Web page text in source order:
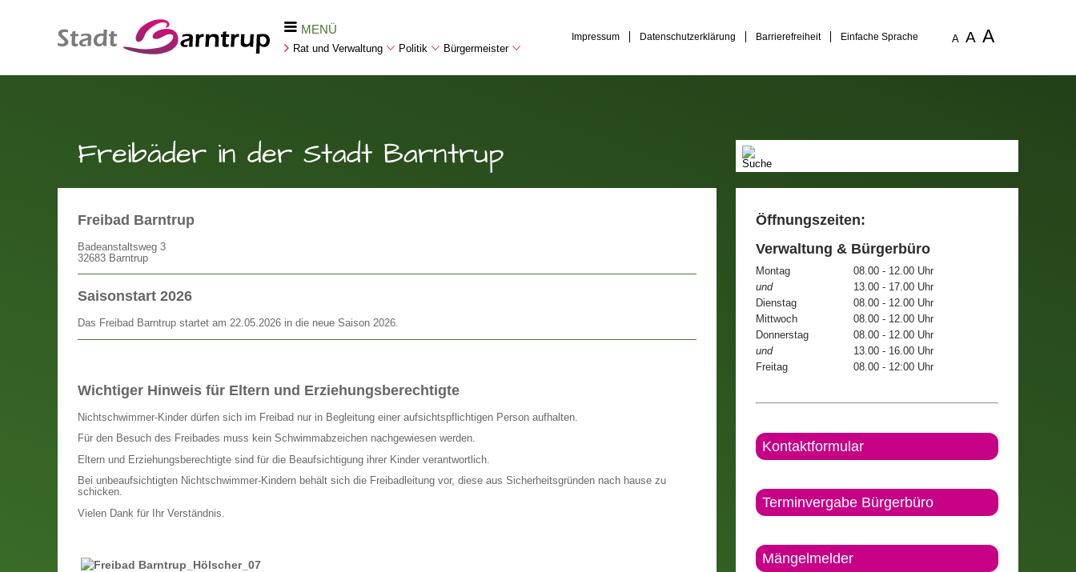
MENÜ
Rat und Verwaltung Politik Bürgermeister
Impressum Datenschutzerklärung Barrierefreiheit Einfache Sprache A A A
Freibäder in der Stadt Barntrup
Freibad Barntrup
Badeanstaltsweg 3
32683 Barntrup
Saisonstart 2026
Das Freibad Barntrup startet am 22.05.2026 in die neue Saison 2026.
Wichtiger Hinweis für Eltern und Erziehungsberechtigte
Nichtschwimmer-Kinder dürfen sich im Freibad nur in Begleitung einer aufsichtspflichtigen Person aufhalten.
Für den Besuch des Freibades muss kein Schwimmabzeichen nachgewiesen werden.
Eltern und Erziehungsberechtigte sind für die Beaufsichtigung ihrer Kinder verantwortlich.
Bei unbeaufsichtigten Nichtschwimmer-Kindern behält sich die Freibadleitung vor, diese aus Sicherheitsgründen nach hause zu
schicken.
Vielen Dank für Ihr Verständnis.
Öffnungszeiten:
Verwaltung & Bürgerbüro
Montag
08.00 - 12.00 Uhr
und
13.00 - 17.00 Uhr
Dienstag
08.00 - 12.00 Uhr
Mittwoch
08.00 - 12.00 Uhr
Donnerstag
08.00 - 12.00 Uhr
und
13.00 - 16.00 Uhr
Freitag
08.00 - 12:00 Uhr
Kontaktformular
Terminvergabe Bürgerbüro
Mängelmelder